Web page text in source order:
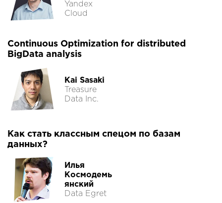
Yandex
Cloud
Continuous Optimization for distributed
BigData analysis
Kai Sasaki
Treasure
Data Inc.
Как стать классным спецом по базам
данных?
Илья
Космодемь
янский
Data Egret